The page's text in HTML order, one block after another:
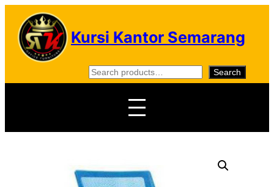
Skip
content
Kursi Kantor Semarang
S
e
c
Search